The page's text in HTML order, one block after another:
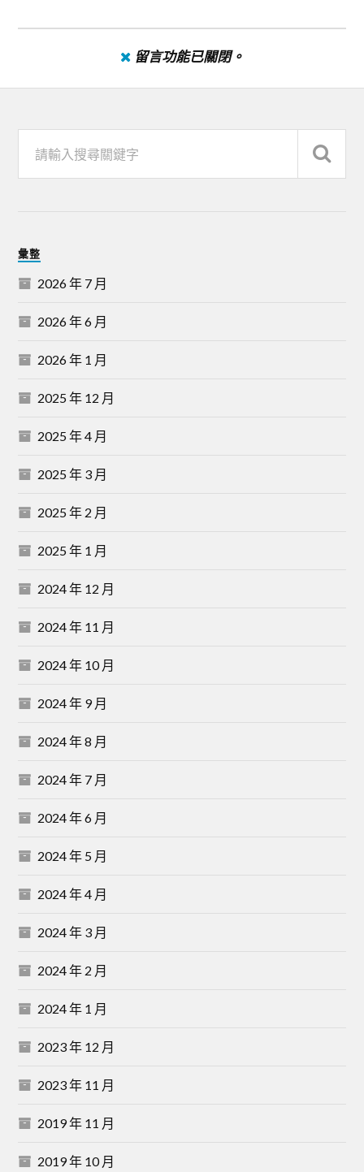
留言功能已關閉。
彙整
2026 年 7 月
2026 年 6 月
2026 年 1 月
2025 年 12 月
2025 年 4 月
2025 年 3 月
2025 年 2 月
2025 年 1 月
2024 年 12 月
2024 年 11 月
2024 年 10 月
2024 年 9 月
2024 年 8 月
2024 年 7 月
2024 年 6 月
2024 年 5 月
2024 年 4 月
2024 年 3 月
2024 年 2 月
2024 年 1 月
2023 年 12 月
2023 年 11 月
2019 年 11 月
2019 年 10 月